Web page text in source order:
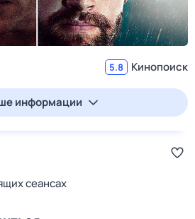
5.8 Кинопоиск
информации
сеансах